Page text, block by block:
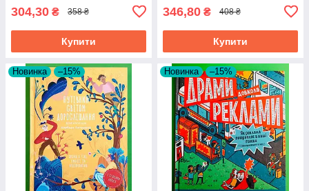
304,30 ₴ 358 ₴
Купити
346,80 ₴ 408 ₴
Купити
Новинка –15% Новинка –15%